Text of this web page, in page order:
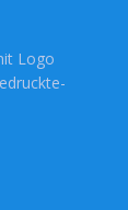
Logo